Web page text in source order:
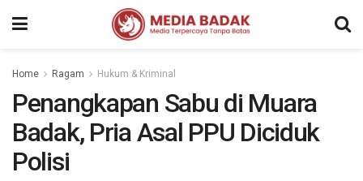
Home Ragam Hukum & Kriminal
Penangkapan Sabu di Muara
Badak, Pria Asal PPU Diciduk
Polisi